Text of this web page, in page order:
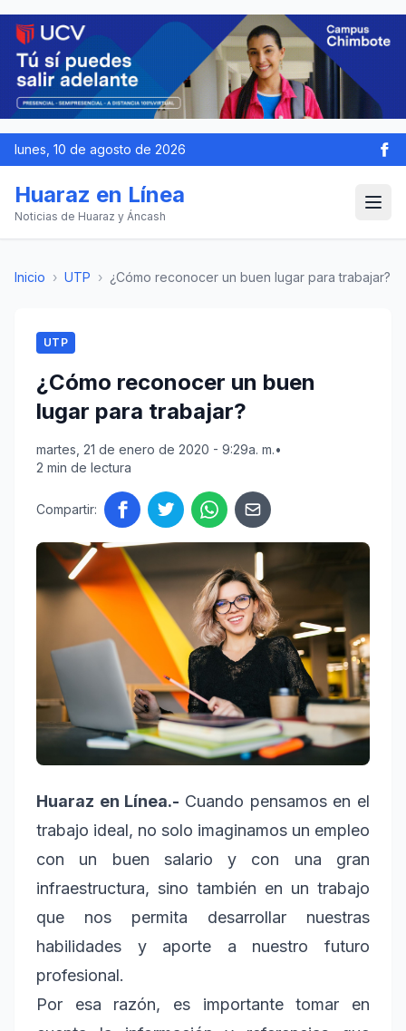
lunes, 10 de agosto de 2026
Huaraz en Línea
Noticias de Huaraz y Áncash
Inicio › UTP › ¿Cómo reconocer un buen lugar para trabajar?
UTP
¿Cómo reconocer un buen
lugar para trabajar?
martes, 21 de enero de 2020 - 9:29a. m.•
2 min de lectura
Compartir:
Huaraz en Línea.- Cuando pensamos en el
trabajo ideal, no solo imaginamos un empleo
con un buen salario y con una gran
infraestructura, sino también en un trabajo
que nos permita desarrollar nuestras
habilidades y aporte a nuestro futuro
profesional.
Por esa razón, es importante tomar en